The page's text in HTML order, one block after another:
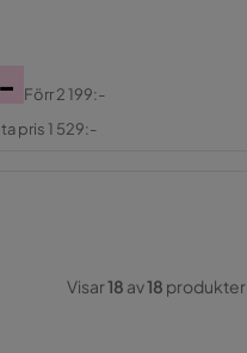
Förr2 199:-
pris 1 529:-
Visar18 av18 produkter